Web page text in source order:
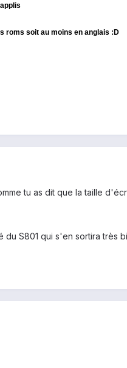
roms soit au moins en anglais :D
tu as dit que la taille
du S801 qui s'en sortira très